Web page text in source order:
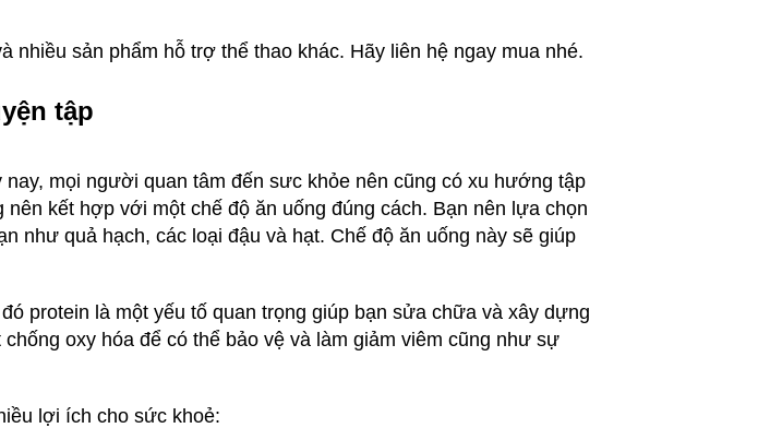
nhiều sản phẩm hỗ trợ thể thao khác. Hãy liên hệ ngay mua nhé.
tập
mọi người quan tâm đến sưc khỏe nên cũng có xu hướng tập
kết hợp với một chế độ ăn uống đúng cách. Bạn nên lựa chọn
như quả hạch, các loại đậu và hạt. Chế độ ăn uống này sẽ giúp
protein là một yếu tố quan trọng giúp bạn sửa chữa và xây dựng
oxy hóa để có thể bảo vệ và làm giảm viêm cũng như sự
lợi ích cho sức khoẻ: